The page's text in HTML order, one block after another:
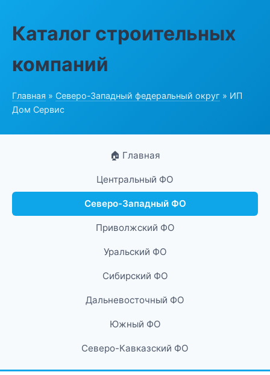
Каталог строительных
компаний
Главная » Северо-Западный федеральный округ » ИП
Дом Сервис
🏠 Главная
Центральный ФО
Северо-Западный ФО
Приволжский ФО
Уральский ФО
Сибирский ФО
Дальневосточный ФО
Южный ФО
Северо-Кавказский ФО